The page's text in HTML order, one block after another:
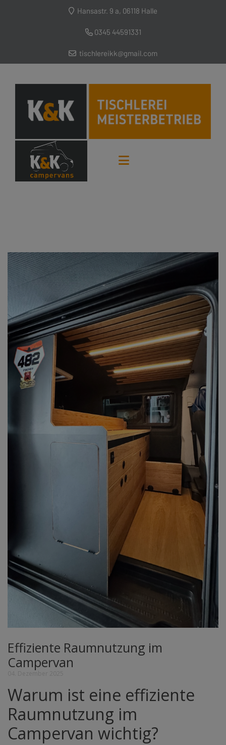
Hansastr. 9 a, 06118 Halle
0345 44591331
tischlereikk@gmail.com
Effiziente Raumnutzung im
Campervan
Warum ist eine effiziente
Raumnutzung im
Campervan wichtig?